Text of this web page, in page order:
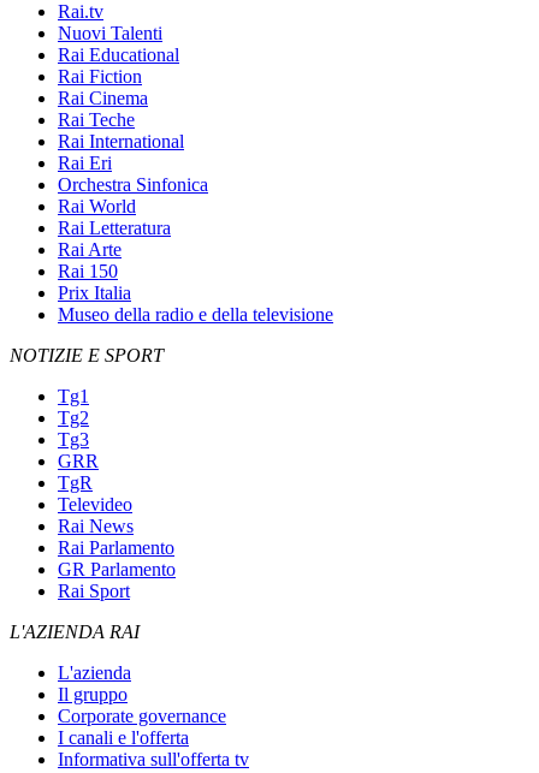
Rai.tv
Nuovi Talenti
Rai Educational
Rai Fiction
Rai Cinema
Rai Teche
Rai International
Rai Eri
Orchestra Sinfonica
Rai World
Rai Letteratura
Rai Arte
Rai 150
Prix Italia
Museo della radio e della televisione
NOTIZIE E SPORT
Tg1
Tg2
Tg3
GRR
TgR
Televideo
Rai News
Rai Parlamento
GR Parlamento
Rai Sport
L'AZIENDA RAI
L'azienda
Il gruppo
Corporate governance
I canali e l'offerta
Informativa sull'offerta tv